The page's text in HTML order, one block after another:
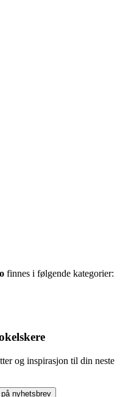
finnes i følgende kategorier:
og inspirasjon til din neste
nyhetsbrev